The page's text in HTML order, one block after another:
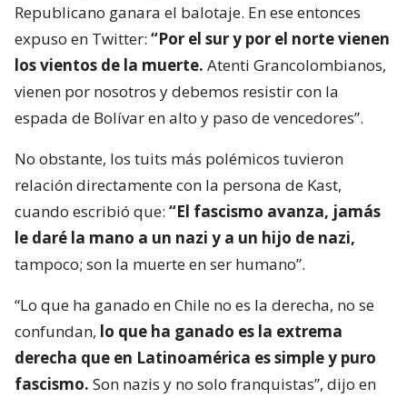
Republicano ganara el balotaje. En ese entonces
expuso en Twitter: “Por el sur y por el norte vienen
los vientos de la muerte. Atenti Grancolombianos,
vienen por nosotros y debemos resistir con la
espada de Bolívar en alto y paso de vencedores”.
No obstante, los tuits más polémicos tuvieron
relación directamente con la persona de Kast,
cuando escribió que: “El fascismo avanza, jamás
le daré la mano a un nazi y a un hijo de nazi,
tampoco; son la muerte en ser humano”.
“Lo que ha ganado en Chile no es la derecha, no se
confundan, lo que ha ganado es la extrema
derecha que en Latinoamérica es simple y puro
fascismo. Son nazis y no solo franquistas”, dijo en